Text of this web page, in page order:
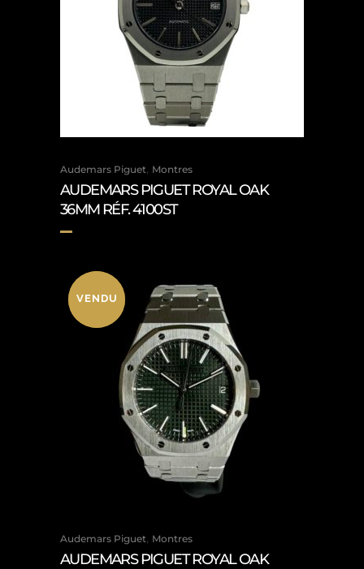
Audemars Piguet, Montres
AUDEMARS PIGUET ROYAL OAK
36MM RÉF. 4100ST
VENDU
Audemars Piguet, Montres
AUDEMARS PIGUET ROYAL OAK
VENDU